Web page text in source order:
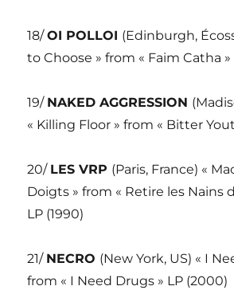
18/OI POLLOI (Edinburgh,
to Choose » from « Faim Catha »
19/ NAKED AGGRESSION
« Killing Floor » from « Bitter
20/ LES VRP (Paris, France) «
Doigts » from « Retire les Nains
LP (1990)
21/ NECRO (New York, US) « I
from « I Need Drugs » LP (2000)